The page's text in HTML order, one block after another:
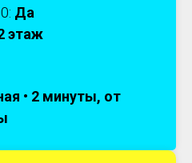
Да
этаж
• 2 минуты, от